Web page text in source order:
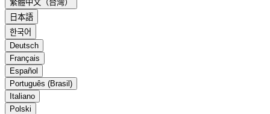
繁體中文（台灣）
日本語
한국어
Deutsch
Français
Español
Português (Brasil)
Italiano
Polski